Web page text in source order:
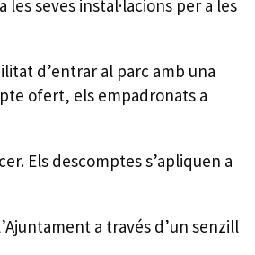
seves instal·lacions per a les
d’entrar al parc amb una
ofert, els empadronats a
Els descomptes s’apliquen a
a través d’un senzill